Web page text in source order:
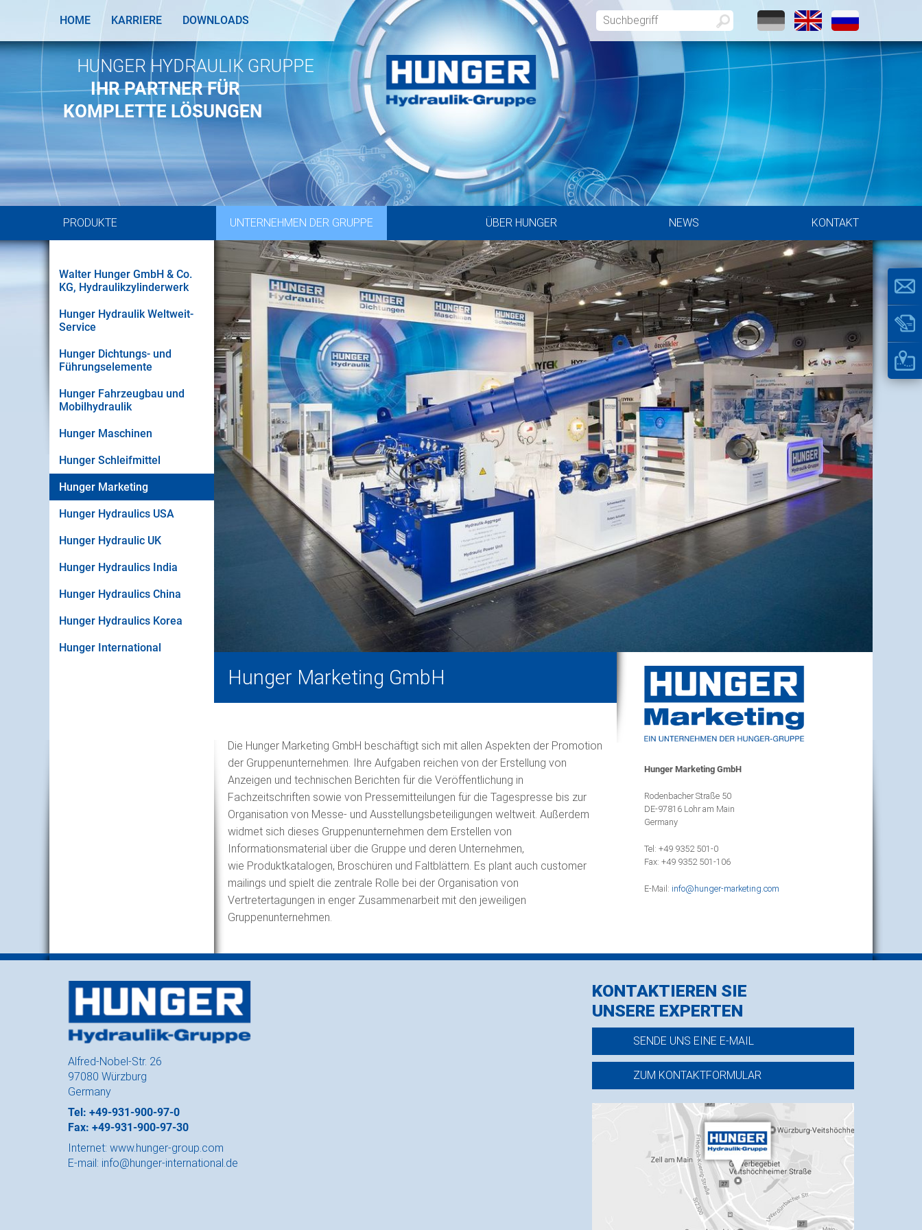
HOME KARRIERE DOWNLOADS
HUNGER HYDRAULIK GRUPPE
IHR PARTNER FÜR
KOMPLETTE LÖSUNGEN
PRODUKTE UNTERNEHMEN DER GRUPPE ÜBER HUNGER NEWS KONTAKT
Walter Hunger GmbH & Co.
KG, Hydraulikzylinderwerk
Hunger Hydraulik Weltweit-
Service
Hunger Dichtungs- und
Führungselemente
Hunger Fahrzeugbau und
Mobilhydraulik
Hunger Maschinen
Hunger Schleifmittel
Hunger Marketing
Hunger Hydraulics USA
Hunger Hydraulic UK
Hunger Hydraulics India
Hunger Hydraulics China
Hunger Hydraulics Korea
Hunger International
Hunger Marketing GmbH
Die Hunger Marketing GmbH beschäftigt sich mit allen Aspekten der Promotion
der Gruppenunternehmen. Ihre Aufgaben reichen von der Erstellung von
Anzeigen und technischen Berichten für die Veröffentlichung in
Fachzeitschriften sowie von Pressemitteilungen für die Tagespresse bis zur
Organisation von Messe- und Ausstellungsbeteiligungen weltweit. Außerdem
widmet sich dieses Gruppenunternehmen dem Erstellen von
Informationsmaterial über die Gruppe und deren Unternehmen,
wie Produktkatalogen, Broschüren und Faltblättern. Es plant auch customer
mailings und spielt die zentrale Rolle bei der Organisation von
Vertretertagungen in enger Zusammenarbeit mit den jeweiligen
Gruppenunternehmen.
Hunger Marketing GmbH
Rodenbacher Straße 50
DE-97816 Lohr am Main
Germany
Tel: +49 9352 501-0
Fax: +49 9352 501-106
E-Mail: info@ hunger-marketing.com
Alfred-Nobel-Str. 26
97080 Würzburg
Germany
Tel: +49-931-900-97-0
Fax: +49-931-900-97-30
Internet: www.hunger-group.com
E-mail: info@hunger-international.de
KONTAKTIEREN SIE
UNSERE EXPERTEN
SENDE UNS EINE E-MAIL
ZUM KONTAKTFORMULAR